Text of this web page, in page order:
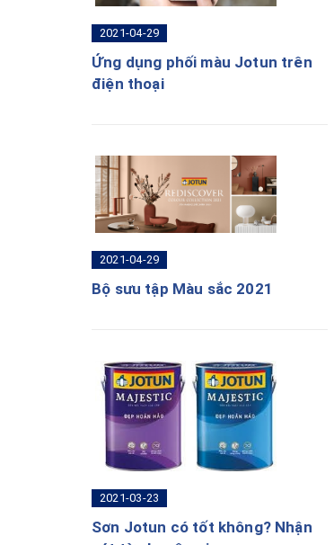
2021-04-29
Ứng dụng phối màu Jotun trên
điện thoại
2021-04-29
Bộ sưu tập Màu sắc 2021
2021-03-23
Sơn Jotun có tốt không? Nhận